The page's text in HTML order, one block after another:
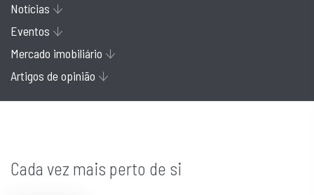
Notícias
Eventos
Mercado imobiliário
Artigos de opinião
Cada vez mais perto de si